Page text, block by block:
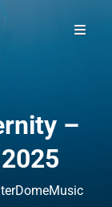
–